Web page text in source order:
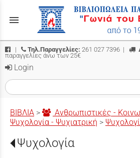
menu
| Τηλ.Παραγγελίες: 261 027 7396 |
παραγγελίες άνω των 25€
Login
ΒΙΒΛΙΑ > Ανθρωπιστικές -
Ψυχολογία - Ψυχιατρική >
Ψυχολογία